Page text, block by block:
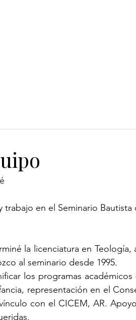
en el Seminario Bautista
la licenciatura en Teología,
al seminario desde 1995.
los programas académicos
representación en el
con el CICEM, AR.